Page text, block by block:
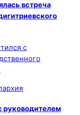
встреча
руководителем